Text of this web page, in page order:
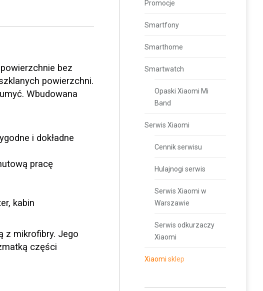
bez
powierzchni.
Wbudowana
i dokładne
pracę
kabin
z mikrofibry. Jego
części
Promocje
Smartfony
Smarthome
Smartwatch
Opaski Xiaomi Mi
Band
Serwis Xiaomi
Cennik serwisu
Hulajnogi serwis
Serwis Xiaomi w
Warszawie
Serwis odkurzaczy
Xiaomi
Xiaomi sklep